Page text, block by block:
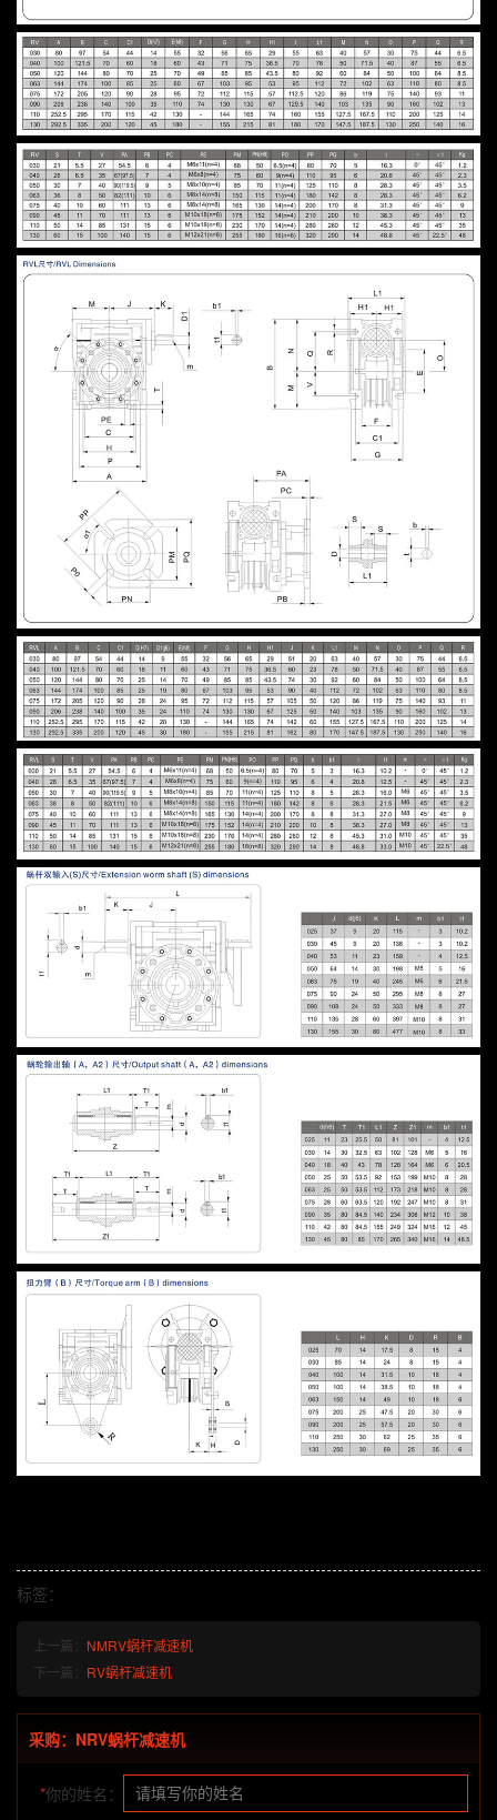
标签：
上一篇： NMRV蜗杆减速机
下一篇： RV蜗杆减速机
采购：NRV蜗杆减速机
*你的姓名：